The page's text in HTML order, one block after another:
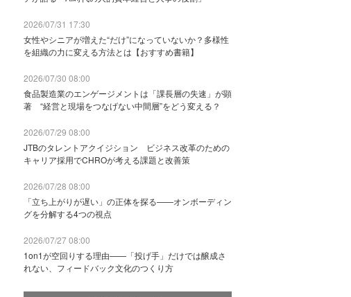
2026/07/31 17:30
女性やシニアが増えた“だけ”になっていないか？多様性
を組織の力に変える方法とは【おすすめ書籍】
2026/07/30 08:00
食品製造業のエンゲージメントは「課長層の失速」が顕
著 “経営と現場をつなげない中間層”をどう変える？
2026/07/29 08:00
JTBのタレントアクイジション ビジネス改革のための
キャリア採用でCHROが考える課題と改善策
2026/07/28 08:00
「立ち上がりが遅い」の正体を探る——オンボーディン
グを分解する4つの視点
2026/07/27 08:00
1on1が空回りする理由——「投げ手」だけでは醸成さ
れない、フィードバック文化のつくり方